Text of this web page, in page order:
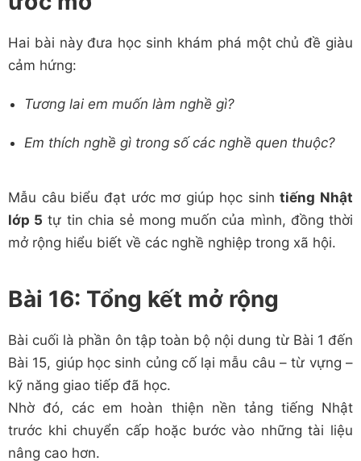
Hai bài này đưa học sinh khám phá một chủ đề giàu
cảm hứng:
Tương lai em muốn làm nghề gì?
Em thích nghề gì trong số các nghề quen thuộc?
Mẫu câu biểu đạt ước mơ giúp học sinhtiếng Nhật
lớp 5 tự tin chia sẻ mong muốn của mình, đồng thời
mở rộng hiểu biết về các nghề nghiệp trong xã hội.
Bài 16: Tổng kết mở rộng
Bài cuối là phần ôn tập toàn bộ nội dung từ Bài 1 đến
Bài 15, giúp học sinh củng cố lại mẫu câu – từ vựng –
kỹ năng giao tiếp đã học.
Nhờ đó, các em hoàn thiện nền tảng tiếng Nhật
trước khi chuyển cấp hoặc bước vào những tài liệu
nâng cao hơn.